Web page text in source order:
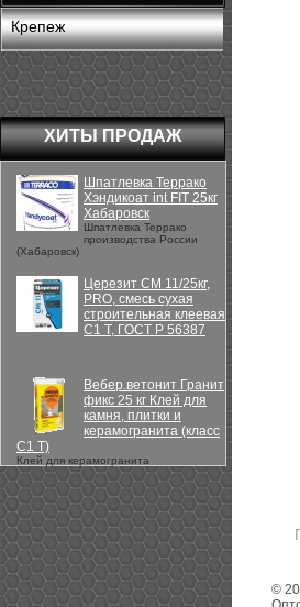
Крепеж
ХИТЫ ПРОДАЖ
Шпатлевка Террако
Хэндикоат int FIT 25кг
Хабаровск
Шпатлевка Террако
производства России
(Хабаровск)
Церезит CM 11/25кг,
PRO, смесь сухая
строительная клеевая
C1 T, ГОСТ Р 56387
Вебер.ветонит Гранит
фикс 25 кг Клей для
камня, плитки и
керамогранита (класс
С1 Т)
Клей для керамогранита
©